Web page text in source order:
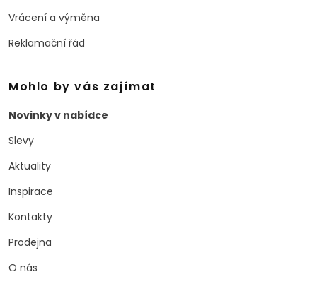
Vrácení a výměna
Reklamační řád
Mohlo by vás zajímat
Novinky v nabídce
Slevy
Aktuality
Inspirace
Kontakty
Prodejna
O nás